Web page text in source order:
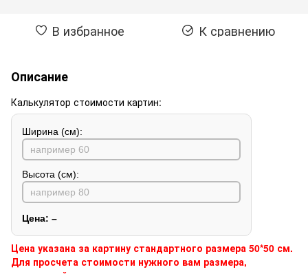
В избранное К сравнению
Описание
Калькулятор стоимости картин:
Ширина (см):
Высота (см):
Цена: –
Цена указана за картину стандартного размера 50*50 см.
Для просчета стоимости нужного вам размера,